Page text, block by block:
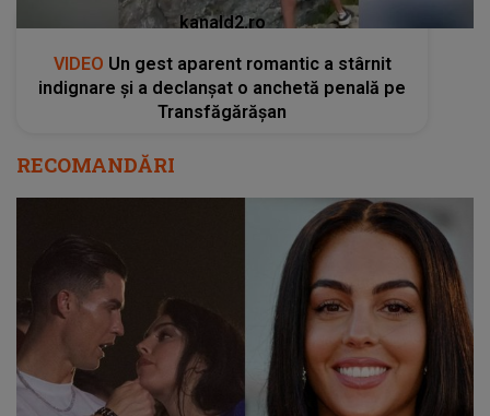
kanald2.ro
VIDEO Un gest aparent romantic a stârnit
indignare și a declanșat o anchetă penală pe
Transfăgărășan
RECOMANDĂRI